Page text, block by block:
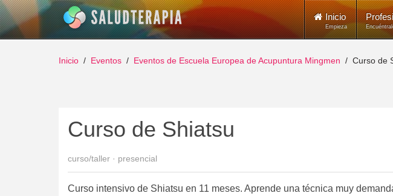
Inicio
Empieza
Inicio Eventos Eventos de Escuela Europea de Acupuntura Mingmen Curso de
Curso de Shiatsu
curso/taller · presencial
Curso intensivo de Shiatsu en 11 meses. Aprende una técnica muy